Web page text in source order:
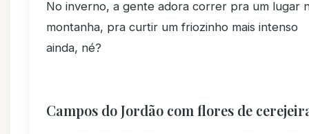
No inverno, a gente adora correr pra um lugar
montanha, pra curtir um friozinho mais intenso
ainda, né?
Campos do Jordão com flores de